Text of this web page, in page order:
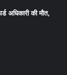
अधिकारी की मौत,